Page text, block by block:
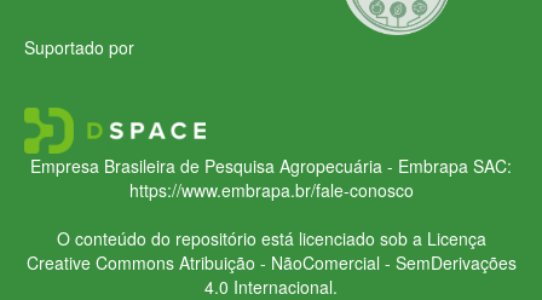
Suportado por
Empresa Brasileira de Pesquisa Agropecuária - Embrapa SAC:
https://www.embrapa.br/fale-conosco
O conteúdo do repositório está licenciado sob a Licença
Creative CommonsAtribuição - NãoComercial - SemDerivações
4.0 Internacional.